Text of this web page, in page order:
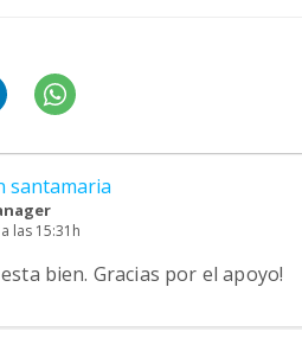
santamaria
las 15:31h
bien. Gracias por el apoyo!